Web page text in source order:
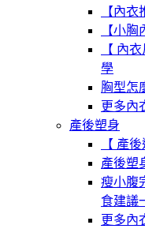
【內
【小
【 內
學
胸型怎
更多內
產後塑身
【 產
產後塑
瘦小腹
食建議
更多內